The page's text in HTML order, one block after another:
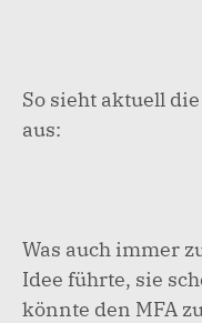
So sieht aktuell
aus:
Was auch immer
Idee führte, sie
könnte den MFA